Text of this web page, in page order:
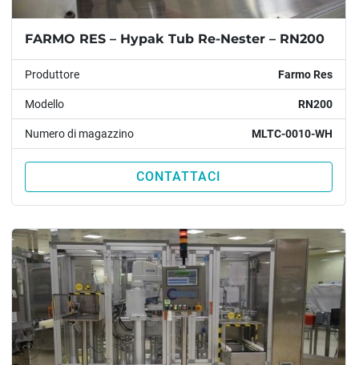
FARMO RES – Hypak Tub Re-Nester – RN200
Produttore Farmo Res
Modello RN200
Numero di magazzino MLTC-0010-WH
CONTATTACI